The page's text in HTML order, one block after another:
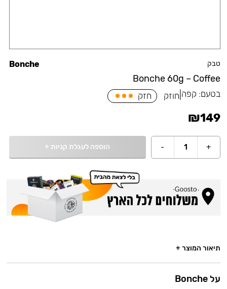
טבק
Bonche 60g – Coffee
Bonche
בטעם: קפה חוזק חזק
₪149
+
1
- הוספה לעגלת קניות +
תיאור המוצר +
על Bonche